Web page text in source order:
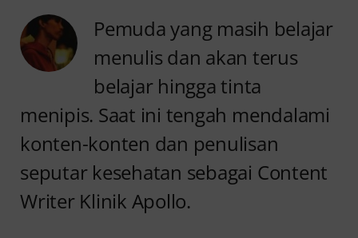
Pemuda yang masih belajar
menulis dan akan terus
belajar hingga tinta
menipis. Saat ini tengah mendalami
konten-konten dan penulisan
seputar kesehatan sebagai Content
Writer Klinik Apollo.